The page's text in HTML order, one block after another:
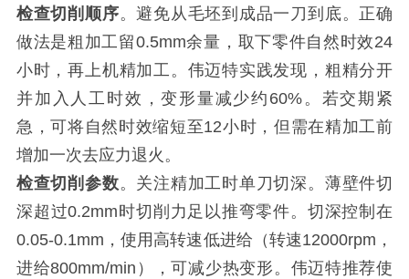
检查切削顺序。避免从毛坯到成品一刀到底。正确
做法是粗加工留0.5mm余量，取下零件自然时效24
小时，再上机精加工。伟迈特实践发现，粗精分开
并加入人工时效，变形量减少约60%。若交期紧
急，可将自然时效缩短至12小时，但需在精加工前
增加一次去应力退火。
检查切削参数。关注精加工时单刀切深。薄壁件切
深超过0.2mm时切削力足以推弯零件。切深控制在
0.05-0.1mm，使用高转速低进给（转速12000rpm，
进给800mm/min），可减少热变形。伟迈特推荐使